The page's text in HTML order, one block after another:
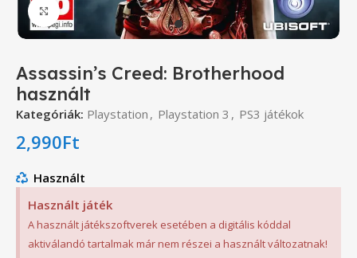
Click to enlarge
Assassin’s Creed: Brotherhood
használt
Kategóriák: Playstation , Playstation 3 , PS3 játékok
2,990Ft
Használt
Használt játék
A használt játékszoftverek esetében a digitális kóddal
aktiválandó tartalmak már nem részei a használt változatnak!